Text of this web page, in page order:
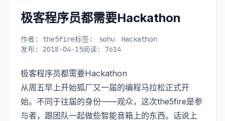
极客程序员都需要Hackathon
作者: the5fire标签: sohu
Hackathon
发布: 2018-04-15阅读: 7614
极客程序员都需要Hackathon
从周五早上开始狐厂又一届的编程马拉松正式开
始。不同于往届的身份——观众，这次the5fire是参
与者，跟团队一起做些智能音箱上的东西。话说上